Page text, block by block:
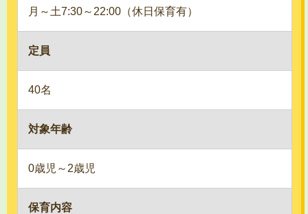
月～土7:30～22:00（休日保育有）
定員
40名
対象年齢
0歳児～2歳児
保育内容